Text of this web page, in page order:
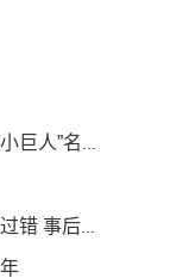
”名单公布
论有违伦常